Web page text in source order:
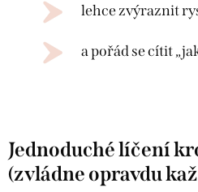
lehce zvýraznit
a pořád se cítit
Jednoduché líčení
(zvládne opravdu